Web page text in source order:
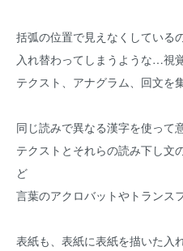
括弧の位置で見えなくしている
入れ替わってしまうような…視
テクスト、アナグラム、回文を
同じ読みで異なる漢字を使って
テクストとそれらの読み下し文
ど
言葉のアクロバットやトランス
表紙も、表紙に表紙を描いた入